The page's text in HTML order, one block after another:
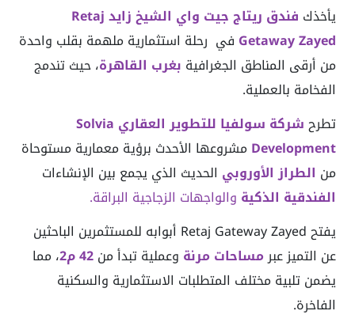
يأخذك فندق ريتاج جيت واي الشيخ زايد Retaj
GetawayZayed
في رحلة استثمارية ملهمة بقلب واحدة
من أرقى المناطق الجغرافية بغرب القاهرة، حيث تندمج
الفخامة بالعملية.
تطرح
شركة سولفيا للتطوير العقاري Solvia
Development مشروعها الأحدث برؤية معمارية مستوحاة
من الطراز الأوروبي الحديث الذي يجمع بين الإنشاءات
الفندقية الذكية والواجهات الزجاجية البراقة.
يفتح Retaj Gateway Zayed أبوابه للمستثمرين الباحثين
عن التميز عبرمساحات مرنة وعملية تبدأ من42 م2
، مما
يضمن تلبية مختلف المتطلبات الاستثمارية والسكنية
الفاخرة.